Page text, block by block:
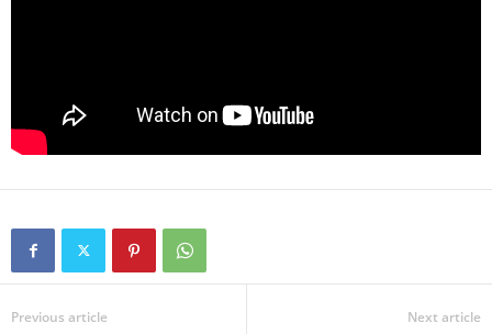
Previous article Next article